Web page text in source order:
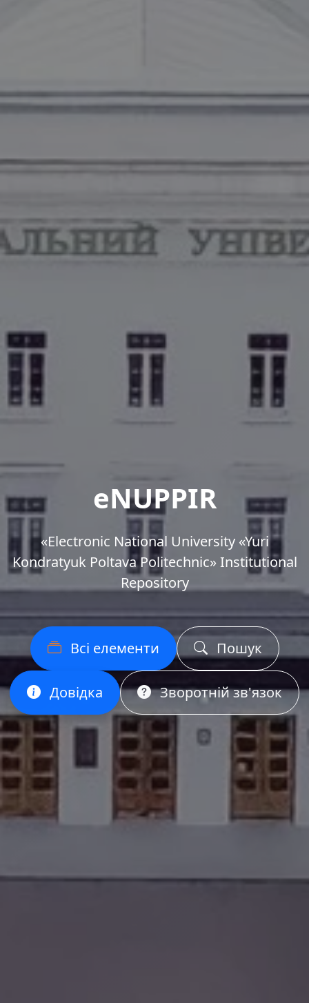
eNUPPIR
«Еlectronic National University «Yuri
Kondratyuk Poltava Politechnic» Institutional
Repository
Всі елементи Пошук
Довідка Зворотній зв'язок